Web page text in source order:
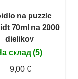
na puzzle
70ml na 2000
dielikov
склад (5)
9,00 €